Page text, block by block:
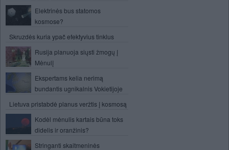
Elektrinės bus statomos
kosmose?
Skruzdės kuria ypač efektyvius tinklus
Rusija planuoja siųsti žmogų į
Mėnulį
Ekspertams kelia nerimą
bundantis ugnikalnis Vokietijoje
Lietuva pristabdė planus veržtis į kosmosą
Kodėl mėnulis kartais būna toks
didelis ir oranžinis?
Stringanti skaitmeninės